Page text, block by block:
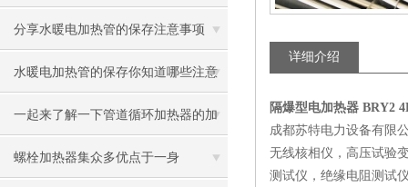
些地方
分享水暖电加热管的保存注意事项
水暖电加热管的保存你知道哪些注意
事项呢
一起来了解一下管道循环加热器的加
热板如何制作
螺栓加热器集众多优点于一身
详细介绍
隔爆型电加热器 BRY2
成都苏特电力设备有限
无线核相仪，高压试验
测试仪，绝缘电阻测试